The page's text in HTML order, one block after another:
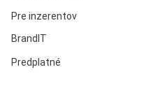
Pre inzerentov
BrandIT
Predplatné